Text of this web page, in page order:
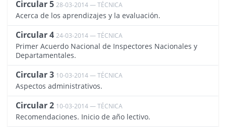
Circular 5 28-03-2014 — TÉCNICA
Acerca de los aprendizajes y la evaluación.
Circular 4 24-03-2014 — TÉCNICA
Primer Acuerdo Nacional de Inspectores Nacionales y
Departamentales.
Circular 3 10-03-2014 — TÉCNICA
Aspectos administrativos.
Circular 2 10-03-2014 — TÉCNICA
Recomendaciones. Inicio de año lectivo.